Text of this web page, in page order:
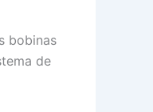
bobinas
de